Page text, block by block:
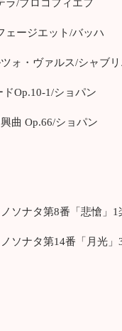
ラ/プロコフィエフ
ェージエット/バッハ
ォ・ヴァルス/シャブリ
Op.10-1/ショパン
曲 Op.66/ショパン
ソナタ第8番「悲愴」1
ソナタ第14番「月光」